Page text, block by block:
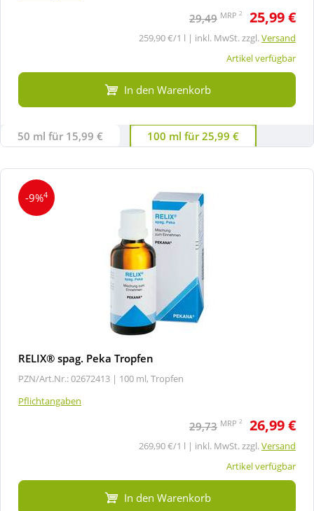
29,49 MRP 2 25,99 €
259,90 €/1 l | inkl. MwSt. zzgl.Versand
Artikel verfügbar
In den Warenkorb
50 ml für 15,99 € 100 ml für 25,99 €
-9%4
RELIX® spag. Peka Tropfen
PZN/Art.Nr.: 02672413 | 100 ml, Tropfen
Pflichtangaben
29,73 MRP 2 26,99 €
269,90 €/1 l | inkl. MwSt. zzgl.Versand
Artikel verfügbar
In den Warenkorb